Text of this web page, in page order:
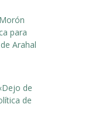
para
Arahal
de
de